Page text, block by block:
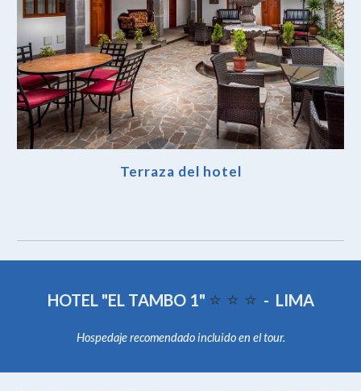
Terraza del hotel
HOTEL "EL TAMBO 1" ⭐️ ⭐️ ⭐️ - LIMA
Hospedaje recomendado incluido en el tour.